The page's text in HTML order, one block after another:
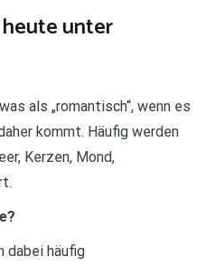
unter
als „romantisch“, wenn es
kommt. Häufig werden
Kerzen, Mond,
dabei häufig